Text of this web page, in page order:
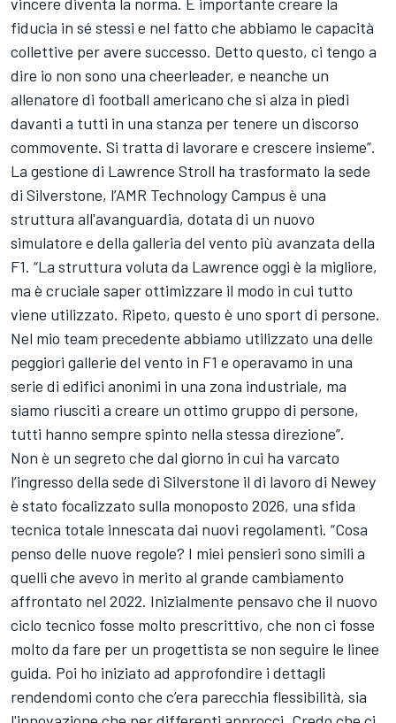
fiducia in sé stessi e nel fatto che abbiamo le capacità
collettive per avere successo. Detto questo, ci tengo a
dire io non sono una cheerleader, e neanche un
allenatore di football americano che si alza in piedi
davanti a tutti in una stanza per tenere un discorso
commovente. Si tratta di lavorare e crescere insieme”.
La gestione di Lawrence Stroll ha trasformato la sede
di Silverstone, l’AMR Technology Campus è una
struttura all'avanguardia, dotata di un nuovo
simulatore e della galleria del vento più avanzata della
F1. “La struttura voluta da Lawrence oggi è la migliore,
ma è cruciale saper ottimizzare il modo in cui tutto
viene utilizzato. Ripeto, questo è uno sport di persone.
Nel mio team precedente abbiamo utilizzato una delle
peggiori gallerie del vento in F1 e operavamo in una
serie di edifici anonimi in una zona industriale, ma
siamo riusciti a creare un ottimo gruppo di persone,
tutti hanno sempre spinto nella stessa direzione”.
Non è un segreto che dal giorno in cui ha varcato
l’ingresso della sede di Silverstone il di lavoro di Newey
è stato focalizzato sulla monoposto 2026, una sfida
tecnica totale innescata dai nuovi regolamenti. “Cosa
penso delle nuove regole? I miei pensieri sono simili a
quelli che avevo in merito al grande cambiamento
affrontato nel 2022. Inizialmente pensavo che il nuovo
ciclo tecnico fosse molto prescrittivo, che non ci fosse
molto da fare per un progettista se non seguire le linee
guida. Poi ho iniziato ad approfondire i dettagli
rendendomi conto che c’era parecchia flessibilità, sia